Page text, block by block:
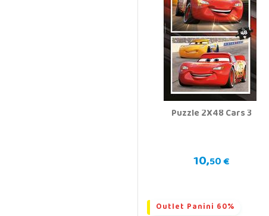
Puzzle 2X48 Cars 3
10,50 €
Outlet Panini 60%